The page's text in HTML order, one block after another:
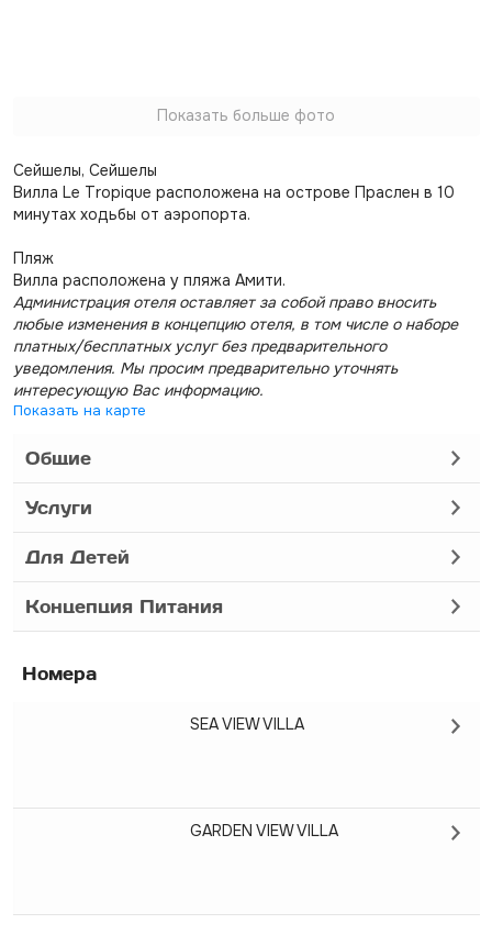
Показать больше фото
Сейшелы, Сейшелы
Вилла Le Tropique расположена на острове Праслен в 10
минутах ходьбы от аэропорта.
Пляж
Вилла расположена у пляжа Амити.
Администрация отеля оставляет за собой право вносить
любые изменения в концепцию отеля, в том числе о наборе
платных/бесплатных услуг без предварительного
уведомления. Мы просим предварительно уточнять
интересующую Вас информацию.
Показать на карте
Общие
Услуги
Для Детей
Концепция Питания
Номера
SEA VIEW VILLA
GARDEN VIEW VILLA